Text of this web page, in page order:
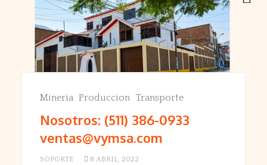
Mineria Produccion Transporte
Nosotros: (511) 386-0933
ventas@vymsa.com
SOPORTE 8 ABRIL, 2022